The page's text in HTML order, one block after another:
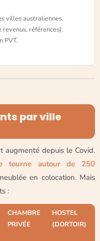
villes australiennes.
références).
PVT.
par ville
augmenté depuis le Covid.
tourne autour de 250
en colocation. Mais
:
CHAMBRE
PRIVÉE
HOSTEL
(DORTOIR)